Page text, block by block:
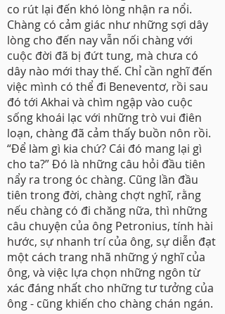
co rút lại đến khó lòng nhận ra nổi.
Chàng có cảm giác như những sợi dây
lòng cho đến nay vẫn nối chàng với
cuộc đời đã bị đứt tung, mà chưa có
dây nào mới thay thế. Chỉ cần nghĩ đến
việc mình có thể đi Beneventơ, rồi sau
đó tới Akhai và chìm ngập vào cuộc
sống khoái lạc với những trò vui điên
loạn, chàng đã cảm thấy buồn nôn rồi.
“Để làm gì kia chứ? Cái đó mang lại gì
cho ta?” Đó là những câu hỏi đầu tiên
nẩy ra trong óc chàng. Cũng lần đầu
tiên trong đời, chàng chợt nghĩ, rằng
nếu chàng có đi chăng nữa, thì những
câu chuyện của ông Petronius, tính hài
hước, sự nhanh trí của ông, sự diễn đạt
một cách trang nhã những ý nghĩ của
ông, và việc lựa chọn những ngôn từ
xác đáng nhất cho những tư tưởng của
ông - cũng khiến cho chàng chán ngán.